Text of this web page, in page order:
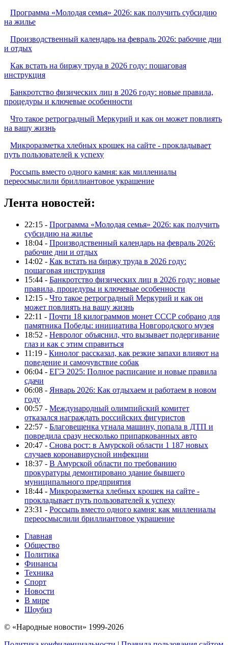
Программа «Молодая семья» 2026: как получить субсидию
на жилье
Производственный календарь на февраль 2026: рабочие дни
и отдых
Как встать на биржу труда в 2026 году: пошаговая
инструкция
Банкротство физических лиц в 2026 году: новые правила,
процедуры и ключевые особенности
Что такое ретроградный Меркурий и как он может повлиять
на вашу жизнь
Микроразметка хлебных крошек на сайте - прокладывает
путь пользователей к успеху
Россыпь вместо одного камня: как миллениалы
переосмыслили бриллиантовое украшение
Лента новостей:
22:15 - Программа «Молодая семья» 2026: как получить
субсидию на жилье
18:04 - Производственный календарь на февраль 2026:
рабочие дни и отдых
14:02 - Как встать на биржу труда в 2026 году:
пошаговая инструкция
15:44 - Банкротство физических лиц в 2026 году: новые
правила, процедуры и ключевые особенности
12:15 - Что такое ретроградный Меркурий и как он
может повлиять на вашу жизнь
22:11 - Почти 18 килограммов монет СССР собрано для
памятника Победы: инициатива Новгородского музея
18:52 - Невролог объяснил, что вызывает подергивание
глаз и как с этим справиться
11:19 - Кинолог рассказал, как резкие запахи влияют на
поведение и самочувствие собак
06:04 - ЕГЭ 2025: Полное расписание и новые правила
сдачи
06:08 - Январь 2026: Как отдыхаем и работаем в новом
году
00:57 - Международный олимпийский комитет
отказался награждать российских фигуристов
22:57 - Благовещенка угнала машину, попала в ДТП и
повредила сразу несколько припаркованных авто
20:47 - Снова рост: в Амурской области 1 187 новых
случаев коронавирусной инфекции
18:37 - В Амурской области по требованию
прокуратуры демонтировано здание бывшего
муниципального предприятия
18:44 - Микроразметка хлебных крошек на сайте -
прокладывает путь пользователей к успеху
23:31 - Россыпь вместо одного камня: как миллениалы
переосмыслили бриллиантовое украшение
Главная
Общество
Политика
Финансы
Техника
Спорт
Новости
В мире
Шоубиз
© «Народные новости» 1999-2026